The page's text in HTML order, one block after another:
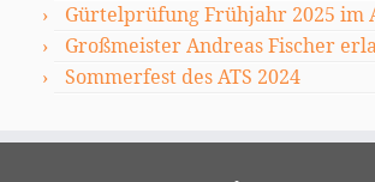
Gürtelprüfung Frühjahr 2025 im
Großmeister Andreas Fischer
Sommerfest des ATS 2024